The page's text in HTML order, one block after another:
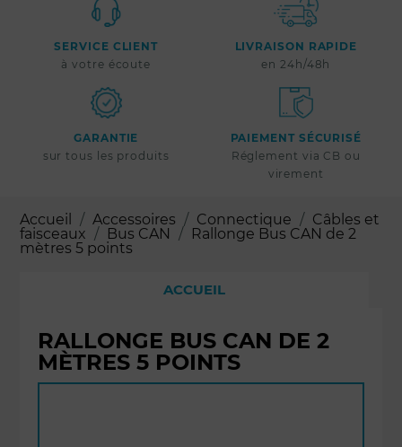
SERVICE CLIENT
à votre écoute
LIVRAISON RAPIDE
en 24h/48h
GARANTIE
sur tous les produits
PAIEMENT SÉCURISÉ
Réglement via CB ou
virement
Accueil Accessoires Connectique
Câbles et
faisceaux
Bus CAN
Rallonge Bus CAN de 2
mètres 5 points
ACCUEIL
RALLONGE BUS CAN DE 2
MÈTRES 5 POINTS